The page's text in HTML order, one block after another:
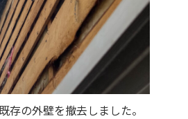
存の外壁を撤去しました。